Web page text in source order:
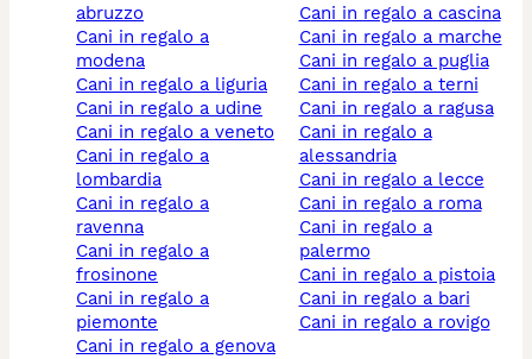
abruzzo
cani in regalo a
modena
cani in regalo a liguria
cani in regalo a udine
cani in regalo a veneto
cani in regalo a
lombardia
cani in regalo a
ravenna
cani in regalo a
frosinone
cani in regalo a
piemonte
cani in regalo a genova
cani in regalo a cascina
cani in regalo a marche
cani in regalo a puglia
cani in regalo a terni
cani in regalo a ragusa
cani in regalo a
alessandria
cani in regalo a lecce
cani in regalo a roma
cani in regalo a
palermo
cani in regalo a pistoia
cani in regalo a bari
cani in regalo a rovigo